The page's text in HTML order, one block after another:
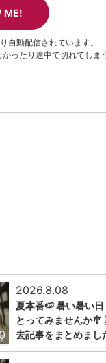
ME!
自動配信されています。
ったり途中で切れてしま
2026.8.08
夏本番🍉 暑い暑い
とってみませんか🎐
去記事をまとめま